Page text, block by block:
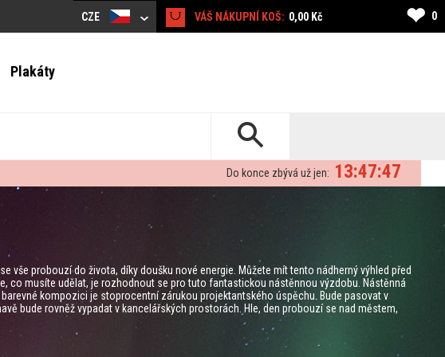
CZE VÁŠ NÁKUPNÍ KOŠ: 0,00 Kč ❤ 0
Plakáty
13:47:46
Do konce zbývá už jen:
vše probouzí do života, díky doušku nové energie. Můžete mít tento nádherný výhled před
co musíte udělat, je rozhodnout se pro tuto fantastickou nástěnnou výzdobu. Nástěnná
kompozici je stoprocentní zárukou projektantského úspěchu. Bude pasovat v
bude rovněž vypadat v kancelářských prostorách. Hle, den probouzí se nad městem,